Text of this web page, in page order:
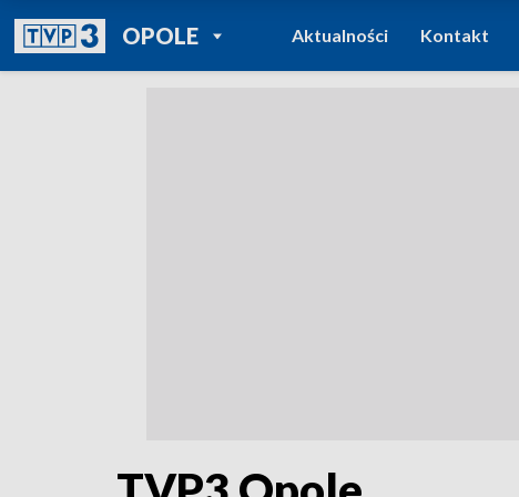
OPOLEPOWRÓT DO
TVP REGIONY
Aktualności Kontakt